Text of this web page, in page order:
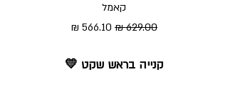
קאמל
מחיר רגיל מחיר מבצע
קנייה בראש שקט 💛